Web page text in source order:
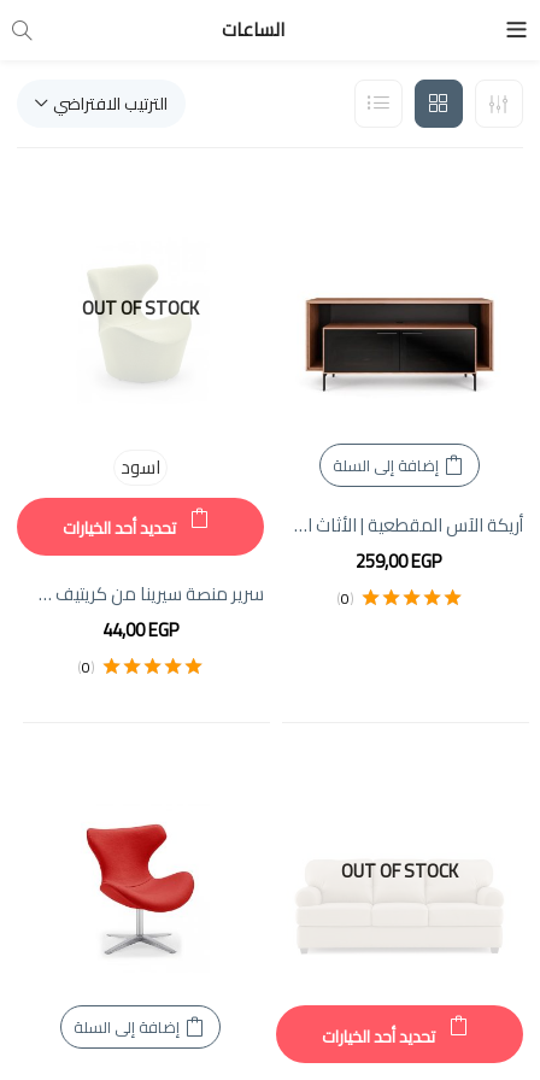
الساعات
الترتيب الافتراضي
إضافة إلى السلة
أريكة الآس المقطعية | الأثاث الإبداعي
259,00EGP
(
0
)
OUT OF STOCK
اسود
تحديد أحد الخيارات
سرير منصة سيرينا من كريتيف فيرنتشر
44,00EGP
(
0
)
OUT OF STOCK
تحديد أحد الخيارات إضافة إلى السلة